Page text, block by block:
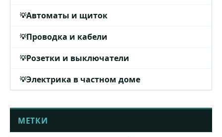
Автоматы и щиток
Проводка и кабели
Розетки и выключатели
Электрика в частном доме
МЕТКИ